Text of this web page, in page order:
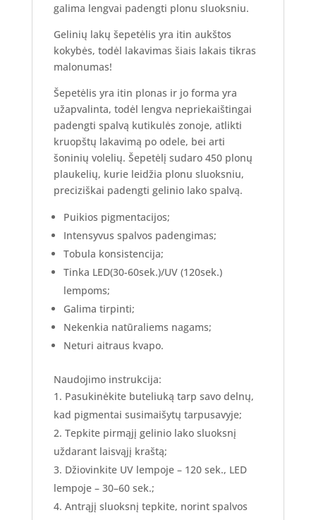
galima lengvai padengti plonu sluoksniu.
Gelinių lakų šepetėlis yra itin aukštos
kokybės, todėl lakavimas šiais lakais tikras
malonumas!
Šepetėlis yra itin plonas ir jo forma yra
užapvalinta, todėl lengva nepriekaištingai
padengti spalvą kutikulės zonoje, atlikti
kruopštų lakavimą po odele, bei arti
šoninių volelių. Šepetėlį sudaro 450 plonų
plaukelių, kurie leidžia plonu sluoksniu,
preciziškai padengti gelinio lako spalvą.
Puikios pigmentacijos;
Intensyvus spalvos padengimas;
Tobula konsistencija;
Tinka LED(30-60sek.)/UV (120sek.)
lempoms;
Galima tirpinti;
Nekenkia natūraliems nagams;
Neturi aitraus kvapo.
Naudojimo instrukcija:
Pasukinėkite buteliuką tarp savo delnų,
kad pigmentai susimaišytų tarpusavyje;
Tepkite pirmąjį gelinio lako sluoksnį
uždarant laisvąjį kraštą;
Džiovinkite UV lempoje – 120 sek., LED
lempoje – 30–60 sek.;
Antrąjį sluoksnį tepkite, norint spalvos